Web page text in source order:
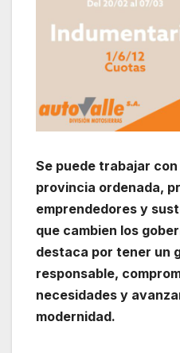
Se puede trabajar
provincia ordenada,
emprendedores y
que cambien los
destaca por tener un
responsable,
necesidades y
modernidad.